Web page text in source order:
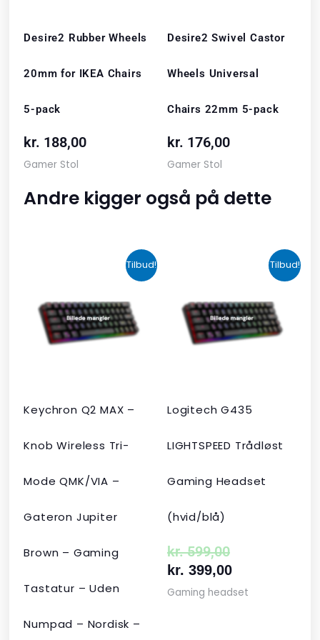
Desire2 Rubber Wheels
20mm for IKEA Chairs
5-pack
kr. 188,00
Gamer Stol
Desire2 Swivel Castor
Wheels Universal
Chairs 22mm 5-pack
kr. 176,00
Gamer Stol
Andre kigger også på dette
Tilbud!
Keychron Q2 MAX –
Knob Wireless Tri-
Mode QMK/VIA –
Gateron Jupiter
Brown – Gaming
Tastatur – Uden
Numpad – Nordisk –
oprindelige
pris
var:
kr. 2.190,00.
Den
aktuelle
pris
er:
kr. 1.465,00.
Tilbud!
Logitech G435
LIGHTSPEED Trådløst
Gaming Headset
(hvid/blå)
kr.599,00
oprindelige
pris
var:
kr. 599,00.
kr. 399,00
aktuelle
pris
er:
kr. 399,00.
Gaming headset